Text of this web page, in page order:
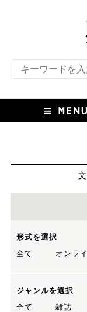
形式を選択
全て
オンラ
ジャンルを選択
全て
雑誌